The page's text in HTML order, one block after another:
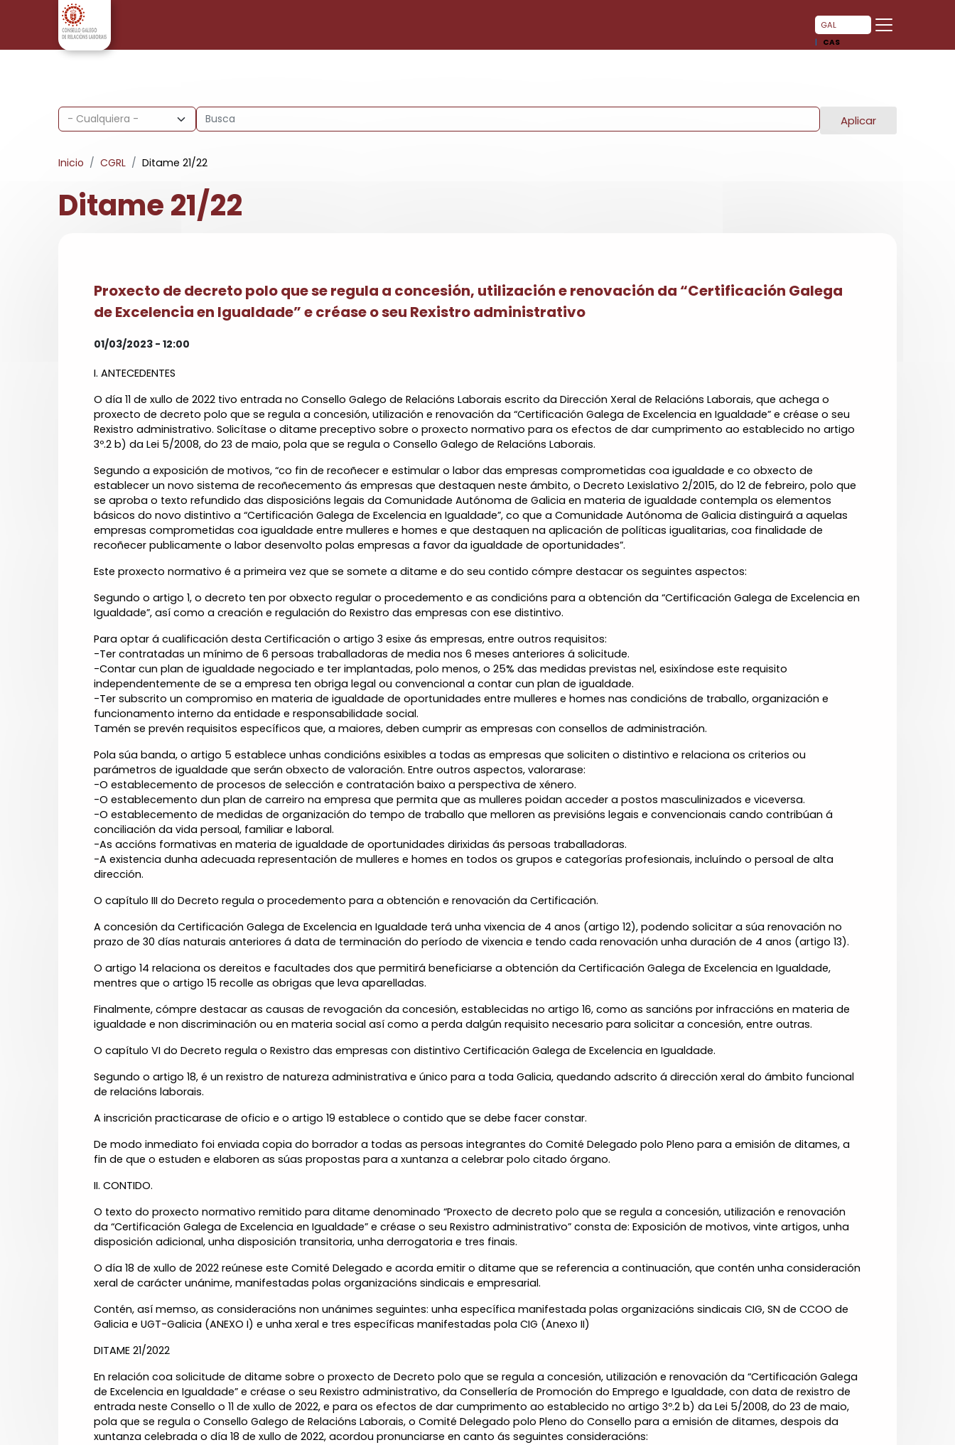
Pasar al contenido principal
GAL
CAS
Aplicar
Inicio CGRL Ditame 21/22
Ditame 21/22
Proxecto de decreto polo que se regula a concesión, utilización e renovación da “Certificación Galega
de Excelencia en Igualdade” e créase o seu Rexistro administrativo
01/03/2023 - 12:00
I. ANTECEDENTES
O día 11 de xullo de 2022 tivo entrada no Consello Galego de Relacións Laborais escrito da Dirección Xeral de Relacións Laborais, que achega o
proxecto de decreto polo que se regula a concesión, utilización e renovación da “Certificación Galega de Excelencia en Igualdade” e créase o seu
Rexistro administrativo. Solicítase o ditame preceptivo sobre o proxecto normativo para os efectos de dar cumprimento ao establecido no artigo
3º.2 b) da Lei 5/2008, do 23 de maio, pola que se regula o Consello Galego de Relacións Laborais.
Segundo a exposición de motivos, “co fin de recoñecer e estimular o labor das empresas comprometidas coa igualdade e co obxecto de
establecer un novo sistema de recoñecemento ás empresas que destaquen neste ámbito, o Decreto Lexislativo 2/2015, do 12 de febreiro, polo que
se aproba o texto refundido das disposicións legais da Comunidade Autónoma de Galicia en materia de igualdade contempla os elementos
básicos do novo distintivo a “Certificación Galega de Excelencia en Igualdade”, co que a Comunidade Autónoma de Galicia distinguirá a aquelas
empresas comprometidas coa igualdade entre mulleres e homes e que destaquen na aplicación de políticas igualitarias, coa finalidade de
recoñecer publicamente o labor desenvolto polas empresas a favor da igualdade de oportunidades”.
Este proxecto normativo é a primeira vez que se somete a ditame e do seu contido cómpre destacar os seguintes aspectos:
Segundo o artigo 1, o decreto ten por obxecto regular o procedemento e as condicións para a obtención da “Certificación Galega de Excelencia en
Igualdade”, así como a creación e regulación do Rexistro das empresas con ese distintivo.
Para optar á cualificación desta Certificación o artigo 3 esixe ás empresas, entre outros requisitos:
-Ter contratadas un mínimo de 6 persoas traballadoras de media nos 6 meses anteriores á solicitude.
-Contar cun plan de igualdade negociado e ter implantadas, polo menos, o 25% das medidas previstas nel, esixíndose este requisito
independentemente de se a empresa ten obriga legal ou convencional a contar cun plan de igualdade.
-Ter subscrito un compromiso en materia de igualdade de oportunidades entre mulleres e homes nas condicións de traballo, organización e
funcionamento interno da entidade e responsabilidade social.
Tamén se prevén requisitos específicos que, a maiores, deben cumprir as empresas con consellos de administración.
Pola súa banda, o artigo 5 establece unhas condicións esixibles a todas as empresas que soliciten o distintivo e relaciona os criterios ou
parámetros de igualdade que serán obxecto de valoración. Entre outros aspectos, valorarase:
-O establecemento de procesos de selección e contratación baixo a perspectiva de xénero.
-O establecemento dun plan de carreiro na empresa que permita que as mulleres poidan acceder a postos masculinizados e viceversa.
-O establecemento de medidas de organización do tempo de traballo que melloren as previsións legais e convencionais cando contribúan á
conciliación da vida persoal, familiar e laboral.
-As accións formativas en materia de igualdade de oportunidades dirixidas ás persoas traballadoras.
-A existencia dunha adecuada representación de mulleres e homes en todos os grupos e categorías profesionais, incluíndo o persoal de alta
dirección.
O capítulo III do Decreto regula o procedemento para a obtención e renovación da Certificación.
A concesión da Certificación Galega de Excelencia en Igualdade terá unha vixencia de 4 anos (artigo 12), podendo solicitar a súa renovación no
prazo de 30 días naturais anteriores á data de terminación do período de vixencia e tendo cada renovación unha duración de 4 anos (artigo 13).
O artigo 14 relaciona os dereitos e facultades dos que permitirá beneficiarse a obtención da Certificación Galega de Excelencia en Igualdade,
mentres que o artigo 15 recolle as obrigas que leva aparelladas.
Finalmente, cómpre destacar as causas de revogación da concesión, establecidas no artigo 16, como as sancións por infraccións en materia de
igualdade e non discriminación ou en materia social así como a perda dalgún requisito necesario para solicitar a concesión, entre outras.
O capítulo VI do Decreto regula o Rexistro das empresas con distintivo Certificación Galega de Excelencia en Igualdade.
Segundo o artigo 18, é un rexistro de natureza administrativa e único para a toda Galicia, quedando adscrito á dirección xeral do ámbito funcional
de relacións laborais.
A inscrición practicarase de oficio e o artigo 19 establece o contido que se debe facer constar.
De modo inmediato foi enviada copia do borrador a todas as persoas integrantes do Comité Delegado polo Pleno para a emisión de ditames, a
fin de que o estuden e elaboren as súas propostas para a xuntanza a celebrar polo citado órgano.
II. CONTIDO.
O texto do proxecto normativo remitido para ditame denominado “Proxecto de decreto polo que se regula a concesión, utilización e renovación
da “Certificación Galega de Excelencia en Igualdade” e créase o seu Rexistro administrativo” consta de: Exposición de motivos, vinte artigos, unha
disposición adicional, unha disposición transitoria, unha derrogatoria e tres finais.
O día 18 de xullo de 2022 reúnese este Comité Delegado e acorda emitir o ditame que se referencia a continuación, que contén unha consideración
xeral de carácter unánime, manifestadas polas organizacións sindicais e empresarial.
Contén, así memso, as consideracións non unánimes seguintes: unha específica manifestada polas organizacións sindicais CIG, SN de CCOO de
Galicia e UGT-Galicia (ANEXO I) e unha xeral e tres específicas manifestadas pola CIG (Anexo II)
DITAME 21/2022
En relación coa solicitude de ditame sobre o proxecto de Decreto polo que se regula a concesión, utilización e renovación da “Certificación Galega
de Excelencia en Igualdade” e créase o seu Rexistro administrativo, da Consellería de Promoción do Emprego e Igualdade, con data de rexistro de
entrada neste Consello o 11 de xullo de 2022, e para os efectos de dar cumprimento ao establecido no artigo 3º.2 b) da Lei 5/2008, do 23 de maio,
pola que se regula o Consello Galego de Relacións Laborais, o Comité Delegado polo Pleno do Consello para a emisión de ditames, despois da
xuntanza celebrada o día 18 de xullo de 2022, acordou pronunciarse en canto ás seguintes consideracións: